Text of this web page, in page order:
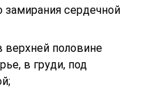
замирания сердечной
верхней половине
в груди, под